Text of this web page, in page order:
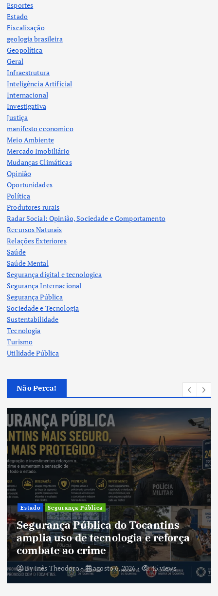
Esportes
Estado
Fiscalização
geologia brasileira
Geopolítica
Geral
Infraestrutura
Inteligência Artificial
Internacional
Investigativa
Justiça
manifesto economico
Meio Ambiente
Mercado Imobiliário
Mudanças Climáticas
Opinião
Oportunidades
Política
Produtores rurais
Radar Social: Opinião, Sociedade e Comportamento
Recursos Naturais
Relações Exteriores
Saúde
Saúde Mental
Segurança digital e tecnologica
Segurança Internacional
Segurança Pública
Sociedade e Tecnologia
Sustentabilidade
Tecnologia
Turismo
Utilidade Pública
Não Perca!
Estado Segurança Pública
Segurança Pública do Tocantins
amplia uso de tecnologia e reforça
combate ao crime
ByInês Theodoro agosto 6, 2026 45 views